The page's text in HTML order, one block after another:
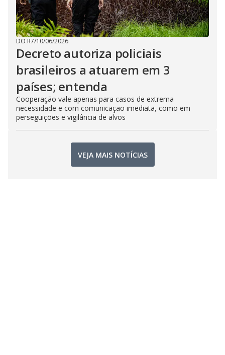
DO R7/10/06/2026
Decreto autoriza policiais
brasileiros a atuarem em 3
países; entenda
Cooperação vale apenas para casos de extrema
necessidade e com comunicação imediata, como em
perseguições e vigilância de alvos
VEJA MAIS NOTÍCIAS